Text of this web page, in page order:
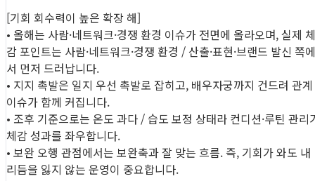
[기회 회수력이 높은 확장 해]
• 올해는 사람·네트워크·경쟁 환경 이슈가 전면에 올라오며, 실제 체
감 포인트는 사람·네트워크·경쟁 환경 / 산출·표현·브랜드 발신 쪽에
서 먼저 드러납니다.
• 지지 촉발은 일지 우선 촉발로 잡히고, 배우자궁까지 건드려 관계
이슈가 함께 커집니다.
• 조후 기준으로는 온도 과다 / 습도 보정 상태라 컨디션·루틴 관리
체감 성과를 좌우합니다.
• 보완 오행 관점에서는 보완축과 잘 맞는 흐름. 즉, 기회가 와도 내
리듬을 잃지 않는 운영이 중요합니다.